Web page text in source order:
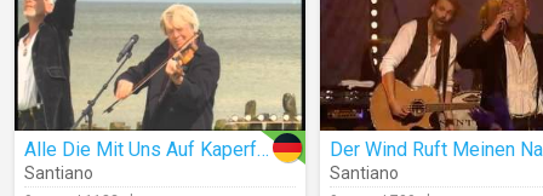
Alle Die Mit Uns Auf Kaperfahrt Fahren
Santiano Santiano